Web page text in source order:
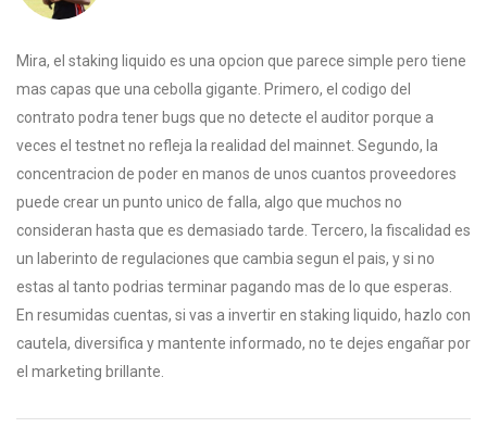
Mira, el staking liquido es una opcion que parece simple pero tiene
mas capas que una cebolla gigante. Primero, el codigo del
contrato podra tener bugs que no detecte el auditor porque a
veces el testnet no refleja la realidad del mainnet. Segundo, la
concentracion de poder en manos de unos cuantos proveedores
puede crear un punto unico de falla, algo que muchos no
consideran hasta que es demasiado tarde. Tercero, la fiscalidad es
un laberinto de regulaciones que cambia segun el pais, y si no
estas al tanto podrias terminar pagando mas de lo que esperas.
En resumidas cuentas, si vas a invertir en staking liquido, hazlo con
cautela, diversifica y mantente informado, no te dejes engañar por
el marketing brillante.